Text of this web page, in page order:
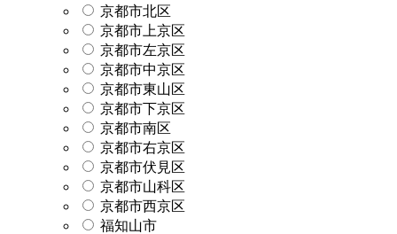
京都市北区
京都市上京区
京都市左京区
京都市中京区
京都市東山区
京都市下京区
京都市南区
京都市右京区
京都市伏見区
京都市山科区
京都市西京区
福知山市